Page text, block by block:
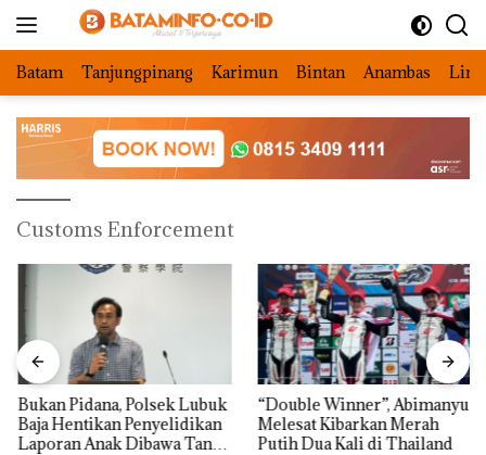
Batam Tanjungpinang Karimun Bintan Anambas
Customs Enforcement
Bukan Pidana, Polsek Lubuk
Baja Hentikan Penyelidikan
Laporan Anak Dibawa Tanpa
“Double Winner”, Abimanyu
Melesat Kibarkan Merah
Putih Dua Kali di Thailand